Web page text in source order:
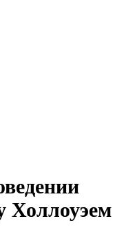
Холлоуэем